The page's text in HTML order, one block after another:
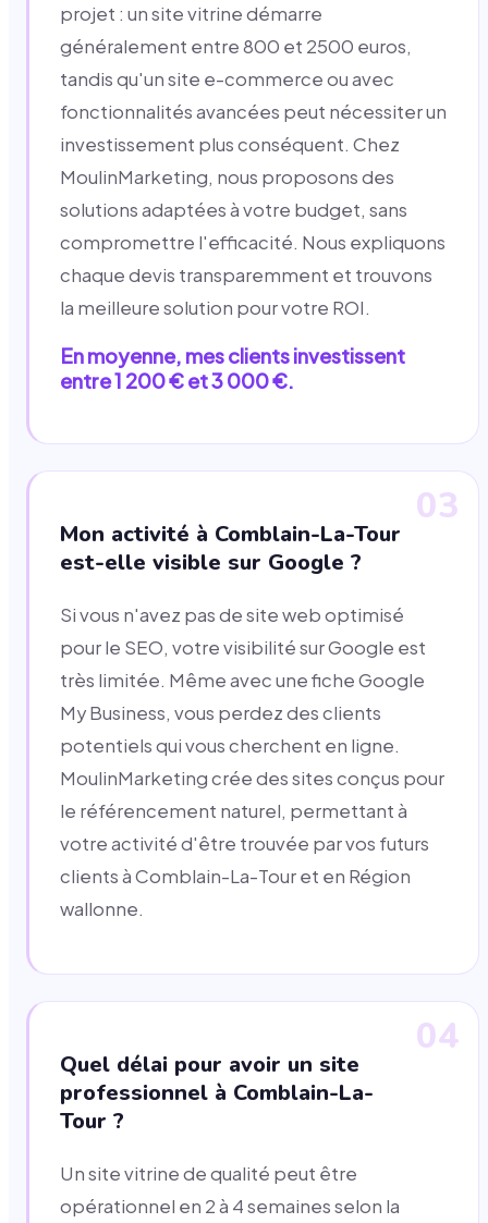
projet : un site vitrine démarre
généralement entre 800 et 2500 euros,
tandis qu'un site e-commerce ou avec
fonctionnalités avancées peut nécessiter un
investissement plus conséquent. Chez
MoulinMarketing, nous proposons des
solutions adaptées à votre budget, sans
compromettre l'efficacité. Nous expliquons
chaque devis transparemment et trouvons
la meilleure solution pour votre ROI.
En moyenne, mes clients investissent
entre 1 200 € et 3 000 €.
03
Mon activité à Comblain-La-Tour
est-elle visible sur Google ?
Si vous n'avez pas de site web optimisé
pour le SEO, votre visibilité sur Google est
très limitée. Même avec une fiche Google
My Business, vous perdez des clients
potentiels qui vous cherchent en ligne.
MoulinMarketing crée des sites conçus pour
le référencement naturel, permettant à
votre activité d'être trouvée par vos futurs
clients à Comblain-La-Tour et en Région
wallonne.
04
Quel délai pour avoir un site
professionnel à Comblain-La-
Tour ?
Un site vitrine de qualité peut être
opérationnel en 2 à 4 semaines selon la